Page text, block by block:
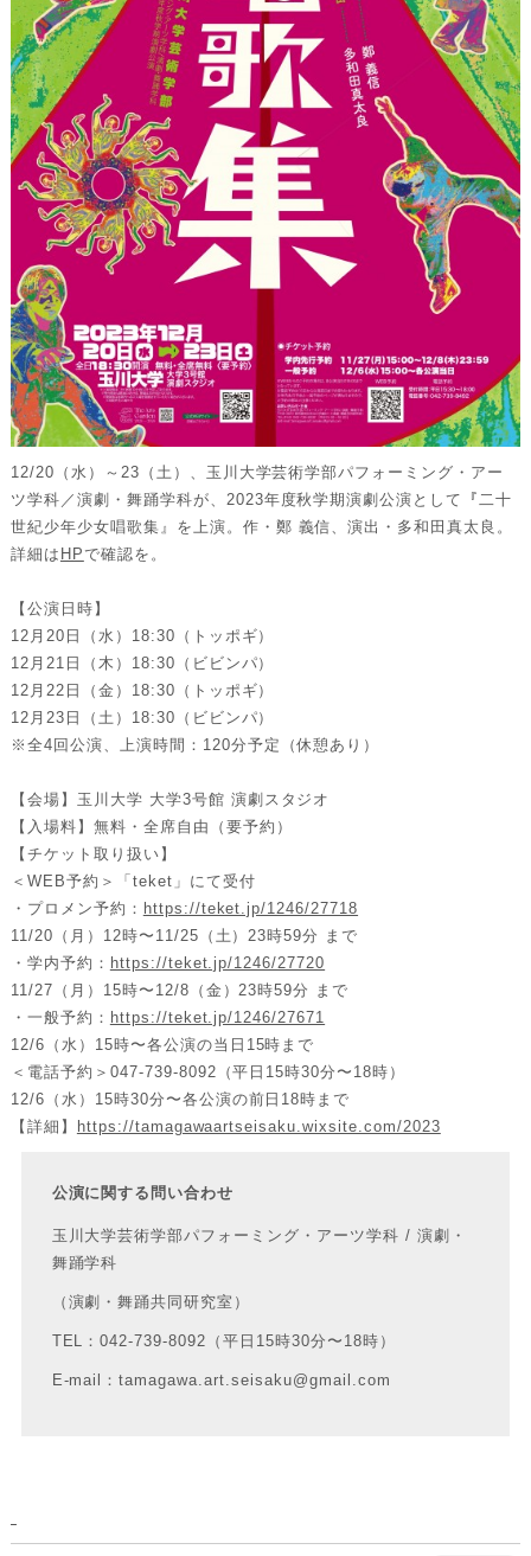
12/20（水）～23（土）、⽟川⼤学芸術学部パフォーミング・アー
ツ学科／演劇・舞踊学科が、2023年度秋学期演劇公演として
『 ⼆⼗
世紀少年少⼥唱歌集』を上演。作・鄭 義信、演出・多和田真太良。
詳細は HPで確認を。
【公演日時】
12⽉20⽇（⽔）18:30（トッポギ）
12⽉21⽇（⽊）18:30（ビビンパ）
12⽉22⽇（⾦）18:30（トッポギ）
12⽉23⽇（⼟）18:30（ビビンパ）
※全4回公演、上演時間：120分予定（休憩あり）
【会場】⽟川⼤学 ⼤学3号館 演劇スタジオ
【⼊場料】無料・全席⾃由（要予約）
【チケット取り扱い】
＜WEB予約＞「teket」にて受付
・プロメン予約： https://teket.jp/1246/27718
11/20（⽉）12時〜11/25（⼟）23時59分 まで
・学内予約： https://teket.jp/1246/27720
11/27（⽉）15時〜12/8（⾦）23時59分 まで
・⼀般予約： https://teket.jp/1246/27671
12/6（⽔）15時〜各公演の当⽇15時まで
＜電話予約＞047-739-8092（平⽇15時30分〜18時）
12/6（⽔）15時30分〜各公演の前⽇18時まで
【詳細】 https://tamagawaartseisaku.wixsite.com/2023
公演に関する問い合わせ
⽟川⼤学芸術学部パフォーミング・アーツ学科 / 演劇・
舞踊学科
（演劇・舞踊共同研究室）
TEL：042-739-8092（平⽇15時30分〜18時）
E-mail：tamagawa.art.seisaku@gmail.com